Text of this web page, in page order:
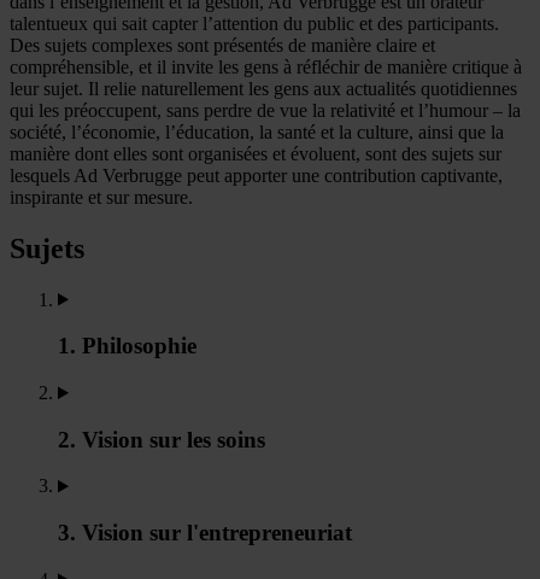
talentueux qui sait capter l’attention du public et des participants.
Des sujets complexes sont présentés de manière claire et
compréhensible, et il invite les gens à réfléchir de manière critique à
leur sujet. Il relie naturellement les gens aux actualités quotidiennes
qui les préoccupent, sans perdre de vue la relativité et l’humour – la
société, l’économie, l’éducation, la santé et la culture, ainsi que la
manière dont elles sont organisées et évoluent, sont des sujets sur
lesquels Ad Verbrugge peut apporter une contribution captivante,
inspirante et sur mesure.
Sujets
1. Philosophie
2. Vision sur les soins
3. Vision sur l'entrepreneuriat